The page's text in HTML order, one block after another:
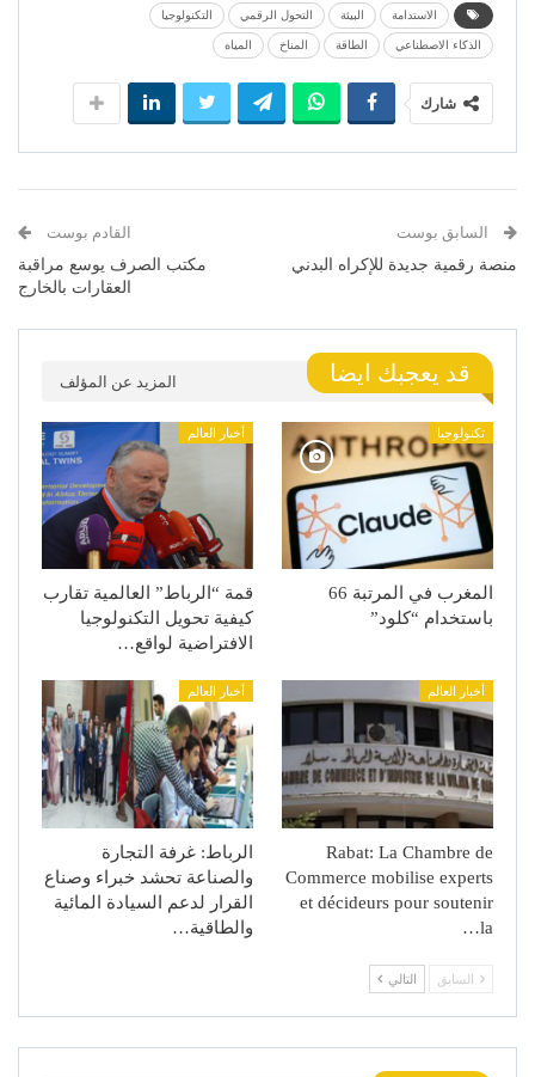
الاستدامة البيئة التحول الرقمي التكنولوجيا
الذكاء الاصطناعي الطاقة المناخ المياه
شارك
السابق بوست
منصة رقمية جديدة للإكراه البدني
القادم بوست
مكتب الصرف يوسع مراقبة
العقارات بالخارج
قد يعجبك ايضا المزيد عن المؤلف
تكنولوجيا
المغرب في المرتبة 66
باستخدام “كلود”
أخبار العالم
قمة “الرباط” العالمية تقارب
كيفية تحويل التكنولوجيا
الافتراضية لواقع…
أخبار العالم
Rabat: La Chambre de
Commerce mobilise experts
et décideurs pour soutenir
la…
أخبار العالم
الرباط: غرفة التجارة
والصناعة تحشد خبراء وصناع
القرار لدعم السيادة المائية
والطاقية…
السابق التالي